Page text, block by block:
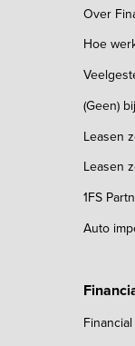
Over
Hoe
(Geen)
Leasen
Leasen
1FS
Auto